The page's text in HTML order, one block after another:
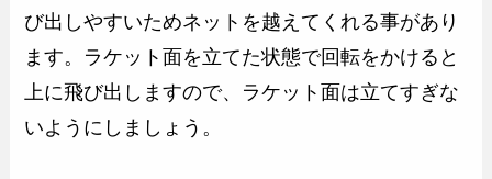
び出しやすいためネットを越えてくれる事があり
ます。ラケット面を立てた状態で回転をかけると
上に飛び出しますので、ラケット面は立てすぎな
いようにしましょう。